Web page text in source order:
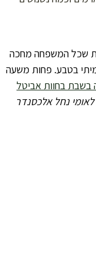
שכל המשפחה מחכה
בטבע. פחות משעה
בשבת בחוות אביטל
נחל אלכסנדר